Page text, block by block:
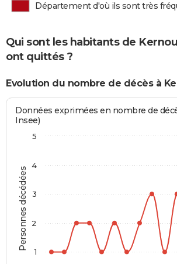
Département d'où ils sont très
Qui sont les habitants de
ont quittés ?
Evolution du nombre de décès à
Personnes décédées
Données exprimées en nombre de
Insee)
1
2
3
4
5